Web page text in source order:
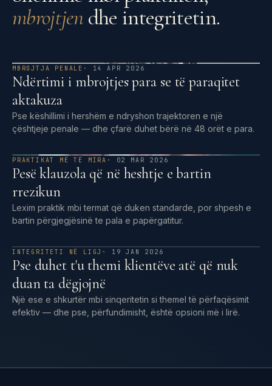
mbrojtjen dhe integritetin.
MBROJTJA PENALE · 14 APR 2026
Ndërtimi i mbrojtjes para se të paraqitet
aktakuza
Pse këshillimi i hershëm e ndryshon trajektoren e një
çështjeje penale — dhe çfarë duhet bërë në 48 orët e para.
PRAKTIKAT MË TË MIRA · 02 MAR 2026
Pesë klauzola që në heshtje e bartin
rrezikun
Lexim praktik mbi termat që duken standarde, por shpesh e
bartin përgjegjësinë te pala e papërgatitur.
INTEGRITETI NË LIGJ · 19 JAN 2026
Pse duhet t'u themi klientëve atë që nuk
duan ta dëgjojnë
Një ese e shkurtër mbi sinqeritetin si themel të përfaqësimit
efektiv — dhe pse, përfundimisht, është opsioni më i lirë.